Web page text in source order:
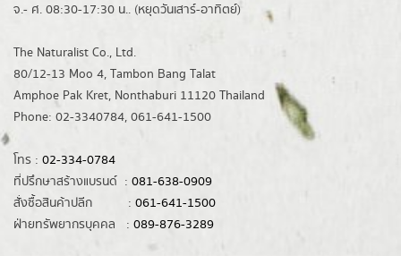
จ.- ศ. 08:30-17:30 น.. (หยุดวันเสาร์-อาทิตย์)
The Naturalist Co., Ltd.
80/12-13 Moo 4, Tambon Bang Talat
Amphoe Pak Kret, Nonthaburi 11120 Thailand
Phone: 02-3340784, 061-641-1500
โทร : 02-334-0784
ที่ปรึกษาสร้างแบรนด์ : 081-638-0909
สั่งซื้อสินค้าปลีก : 061-641-1500
ฝ่ายทรัพยากรบุคคล : 089-876-3289